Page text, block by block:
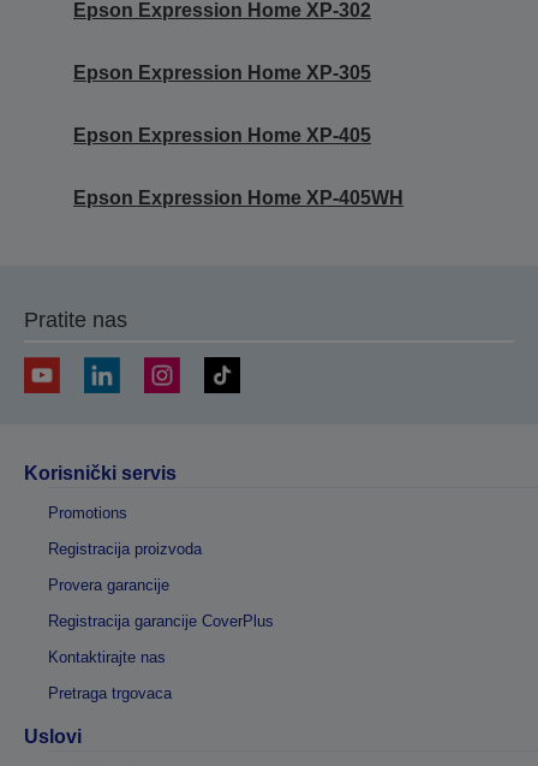
Epson Expression Home XP-302
Epson Expression Home XP-305
Epson Expression Home XP-405
Epson Expression Home XP-405WH
Pratite nas
Korisnički servis
Promotions
Registracija proizvoda
Provera garancije
Registracija garancije CoverPlus
Kontaktirajte nas
Pretraga trgovaca
Uslovi